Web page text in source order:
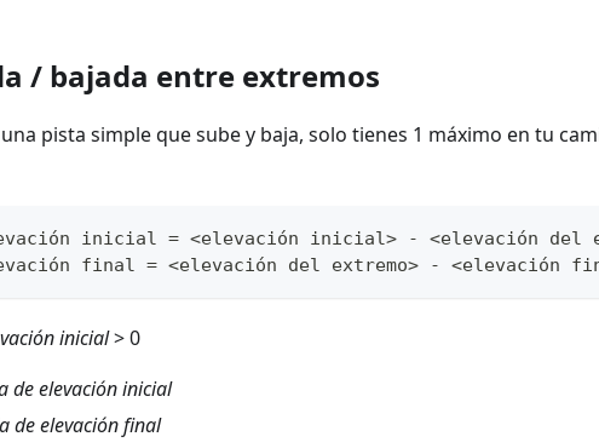
/ bajada entre extremos
pista simple que sube y baja, solo tienes 1 máximo en tu
inicial = <elevación inicial> - <elevación del
final = <elevación del extremo> -
inicial> 0
de elevación inicial
de elevación final